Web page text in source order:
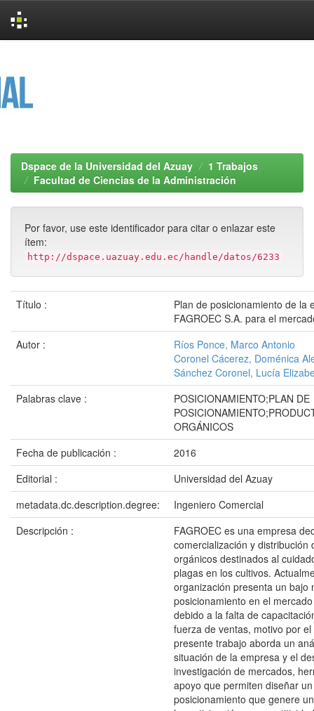
Dspace de la Universidad del Azuay
1 Trabajos
Facultad de Ciencias de la Administración
Por favor, use este identificador para citar o enlazar este
ítem:
http://dspace.uazuay.edu.ec/handle/datos/6233
Título :
Plan de posicionamiento de la
FAGROEC S.A. para el
Autor :
Ríos Ponce, Marco Antonio
Coronel Cácerez, Doménica
Sánchez Coronel, Lucía
Palabras clave :
POSICIONAMIENTO;PLAN DE
ORGÁNICOS
Fecha de publicación :
2016
Editorial :
Universidad del Azuay
metadata.dc.description.degree:
Ingeniero Comercial
Descripción :
FAGROEC es una empresa
comercialización y distribución
orgánicos destinados al
plagas en los cultivos.
organización presenta un bajo
posicionamiento en el
debido a la falta de
fuerza de ventas, motivo por el
presente trabajo aborda un
situación de la empresa y el
investigación de mercados,
apoyo que permiten diseñar
posicionamiento que genere